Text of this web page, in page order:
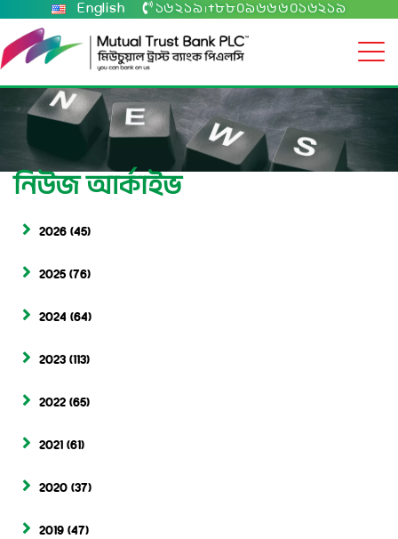
English ১৬২১৯ +৮৮০৯৬৬৬০১৬২১৯
নিউজ আর্কাইভ
2026 (45)
2025 (76)
2024 (64)
2023 (113)
2022 (65)
2021 (61)
2020 (37)
2019 (47)